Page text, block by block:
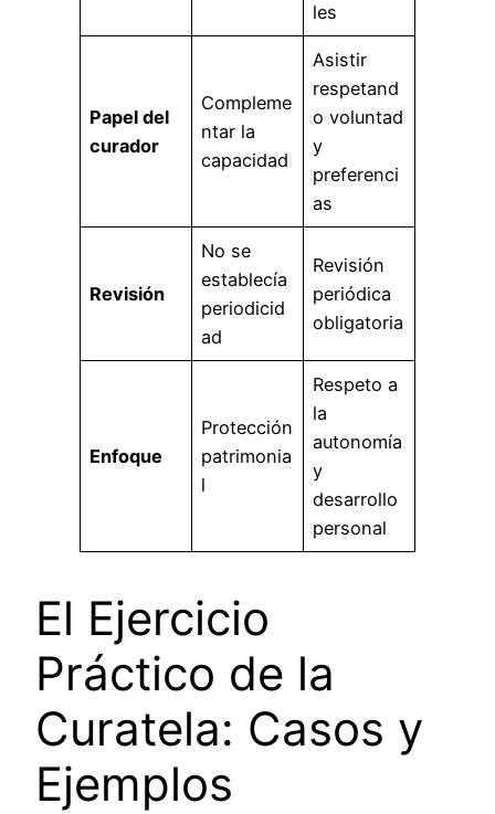
les
Papel del
curador
Compleme
ntar la
capacidad
Asistir
respetand
o voluntad
y
preferenci
as
Revisión
No se
establecía
periodicid
ad
Revisión
periódica
obligatoria
Enfoque
Protección
patrimonia
l
Respeto a
la
autonomía
y
desarrollo
personal
El Ejercicio
Práctico de la
Curatela: Casos y
Ejemplos